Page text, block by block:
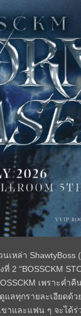
เหล่า
“BOSSCKM
เพราะค่ำ
ทุกรายละเอียดด้ว
าและแฟน ๆ จะได้ร่